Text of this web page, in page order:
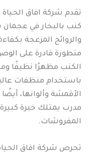
تقدم شركة افاق
كنب بالبخار في عجمان
والروائح المزعجة
متطورة قادرة على
الكنب مظهرًا نظيفًا
باستخدام منظفات
الأقمشة وألوانها،
مدرب يمتلك خبرة
المفروشات.
تحرص شركة افاق